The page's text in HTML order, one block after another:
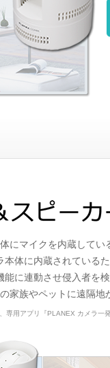
にマイクを内蔵して
本体に内蔵されている
能に連動させ侵入者を
家族やペットに遠隔
専用アプリ『PLANEX カメラ一